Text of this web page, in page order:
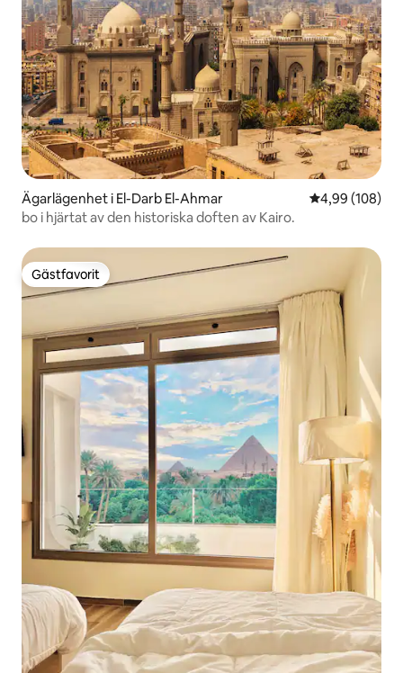
Ägarlägenhet i El-Darb El-Ahmar 4,99 av 5 i
4,99 (108)
bo i hjärtat av den historiska doften av Kairo.
Gästfavorit
Gästfavorit